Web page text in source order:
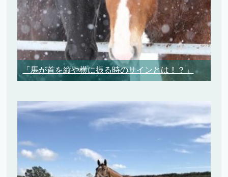
「馬が首を縦や横に振る時のサインとは！？」